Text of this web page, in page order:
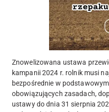
Znowelizowana ustawa
kampanii 2024 r. rolnik musi
bezpośrednie w
obowiązujących zasadach,
ustawy do dnia 31 sierpnia